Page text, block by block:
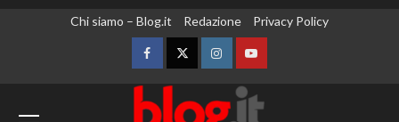
Chi siamo – Blog.it Redazione Privacy Policy
FacebookTwitterInstagramYouTube